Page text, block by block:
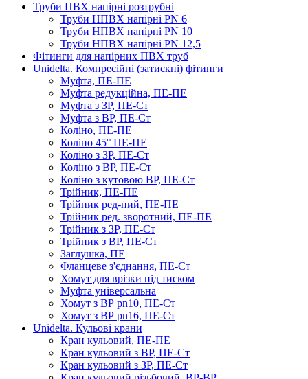
Труби ПВХ напірні розтрубні
Труби НПВХ напірні PN 6
Труби НПВХ напірні PN 10
Труби НПВХ напірні PN 12,5
Фітинги для напірних ПВХ труб
Unidelta. Компресійні (затискні) фітинги
Муфта, ПЕ-ПЕ
Муфта редукційна, ПЕ-ПЕ
Муфта з ЗР, ПЕ-Ст
Муфта з ВР, ПЕ-Ст
Коліно, ПЕ-ПЕ
Коліно 45° ПЕ-ПЕ
Коліно з ЗР, ПЕ-Ст
Коліно з ВР, ПЕ-Ст
Коліно з кутовою ВР, ПЕ-Ст
Трійник, ПЕ-ПЕ
Трійник ред-ний, ПЕ-ПЕ
Трійник ред. зворотний, ПЕ-ПЕ
Трійник з ЗР, ПЕ-Ст
Трійник з ВР, ПЕ-Ст
Заглушка, ПЕ
Фланцеве з'єднання, ПЕ-Ст
Хомут для врізки під тиском
Муфта універсальна
Хомут з ​​ВР pn10, ПЕ-Ст
Хомут з ВР pn16, ПЕ-Ст
Unidelta. Кульові крани
Кран кульовий, ПЕ-ПЕ
Кран кульовий з ВР, ПЕ-Ст
Кран кульовий з ЗР, ПЕ-Ст